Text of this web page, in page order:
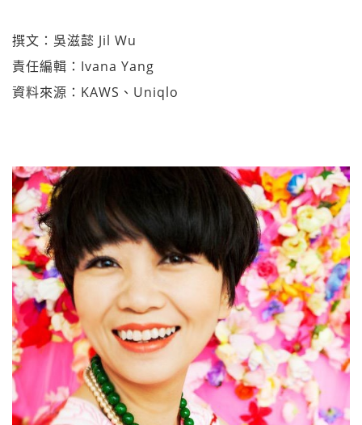
撰文：吳滋懿 Jil Wu
責任編輯：Ivana Yang
資料來源：KAWS、Uniqlo